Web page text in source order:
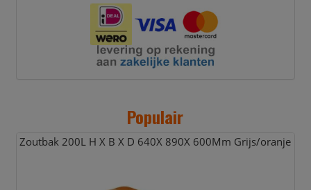
Populair
Zoutbak 200L H X B X D 640X 890X 600Mm Grijs/oranje